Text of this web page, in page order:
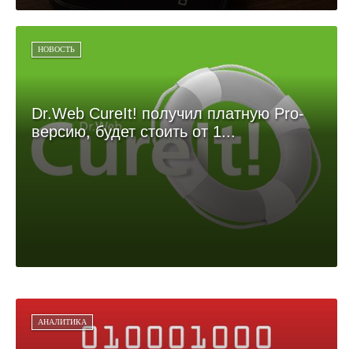
НОВОСТЬ
Dr.Web CureIt! получил платную Pro-
версию, будет стоить от 1...
АНАЛИТИКА